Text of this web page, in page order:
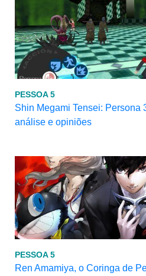
PESSOA 5
Shin Megami Tensei: Persona
análise e opiniões
PESSOA 5
Ren Amamiya, o Coringa de